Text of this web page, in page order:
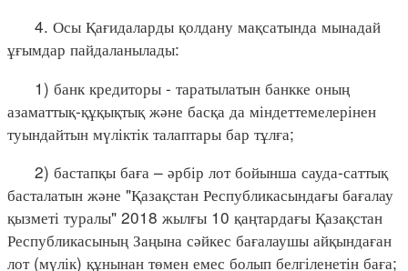
4. Осы Қағидаларды қолдану мақсатында мынадай
ұғымдар пайдаланылады:
1) банк кредиторы - таратылатын банкке оның
азаматтық-құқықтық және басқа да міндеттемелерінен
туындайтын мүліктік талаптары бар тұлға;
2) бастапқы баға – әрбір лот бойынша сауда-саттық
басталатын және "Қазақстан Республикасындағы бағалау
қызметі туралы" 2018 жылғы 10 қаңтардағы Қазақстан
Республикасының Заңына сәйкес бағалаушы айқындаған
лот (мүлік) құнынан төмен емес болып белгіленетін баға;